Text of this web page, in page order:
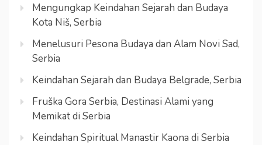
Mengungkap Keindahan Sejarah dan Budaya
Kota Niš, Serbia
Menelusuri Pesona Budaya dan Alam Novi Sad,
Serbia
Keindahan Sejarah dan Budaya Belgrade, Serbia
Fruška Gora Serbia, Destinasi Alami yang
Memikat di Serbia
Keindahan Spiritual Manastir Kaona di Serbia